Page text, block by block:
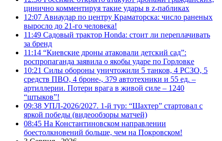
цинично комментируя такие удары в z-пабликах
12:07 Авиаудар по центру Краматорска: число раненых
выросло до 21-го человека!
11:49 Садовый трактор Honda: стоит ли переплачивать
за бренд
11:14 “Киевские дроны атаковали детский сад”:
роспропаганда заявила о якобы ударе по Горловке
10:21 Силы обороны уничтожили 5 танков, 4 РСЗО, 5
средств ПВО, 4 броне-, 379 автотехники и 55 ед. –
артиллерии. Потери врага в живой силе – 1240
“штыков”!
09:38 УПЛ-2026/2027. 1-й тур: “Шахтер” стартовал с
яркой победы (видеообзоры матчей)
08:45 На Константиновском направлении
боестолкновений больше, чем на Покровском!